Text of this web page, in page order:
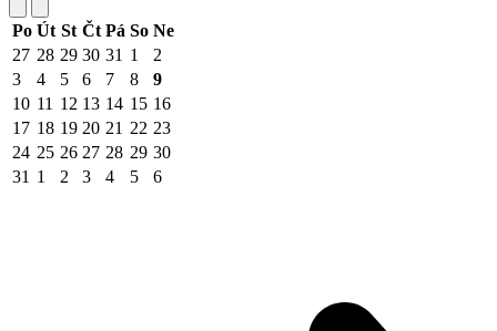
Po Út St Čt Pá So Ne
27 28 29 30 31 1
2
3
4 5 6 7 8
9
10 11 12 13 14 15 16
17 18 19 20 21 22 23
24 25 26 27 28 29 30
31 1 2 3 4 5 6